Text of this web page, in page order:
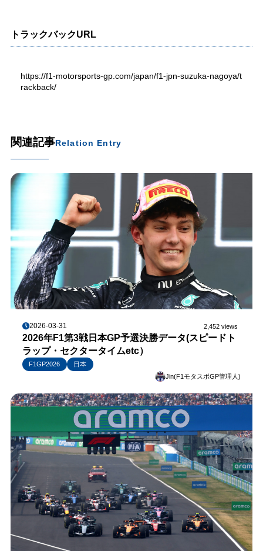
トラックバックURL
https://f1-motorsports-gp.com/japan/f1-jpn-suzuka-nagoya/t
rackback/
関連記事Relation Entry
2026-03-31 2,452 views
2026年F1第3戦日本GP予選決勝データ(スピードト
ラップ・セクタータイムetc）
F1GP2026
日本
Jin(F1モタスポGP管理人)